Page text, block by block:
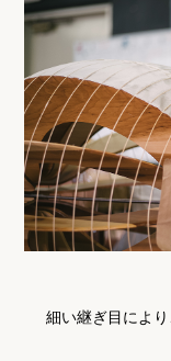
細い継ぎ目によ